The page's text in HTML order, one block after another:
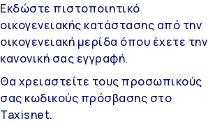
Εκδώστε πιστοποιητικό
οικογενειακής κατάστασης από την
οικογενειακή μερίδα όπου έχετε την
κανονική σας εγγραφή.
Θα χρειαστείτε τους προσωπικούς
σας κωδικούς πρόσβασης στο
Taxisnet.